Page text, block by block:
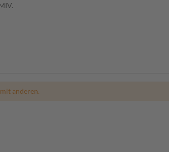
anderen.